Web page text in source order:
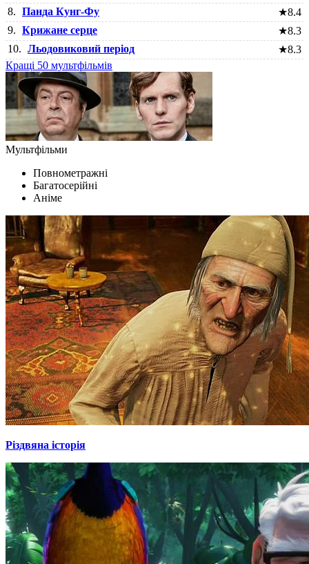
8. Панда Кунг-Фу ★8.4
9. Крижане серце ★8.3
10. Льодовиковий період ★8.3
Кращі 50 мультфільмів
Мультфільми
Повнометражні
Багатосерійні
Аніме
Різдвяна історія